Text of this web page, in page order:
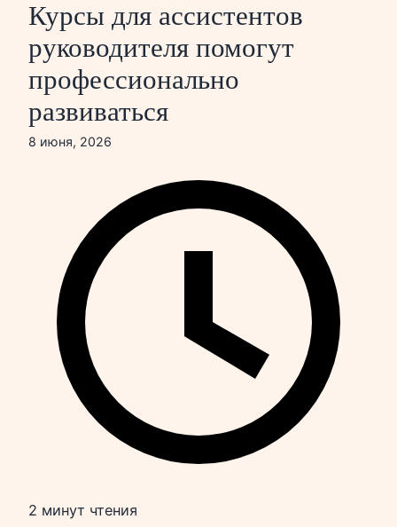
Курсы для ассистентов
руководителя помогут
профессионально
развиваться
8 июня, 2026
2 минут чтения